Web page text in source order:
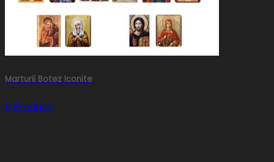
Marturii Botez Iconite
6 Produse